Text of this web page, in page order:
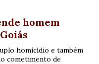
homem
homicídio e também
cometimento de